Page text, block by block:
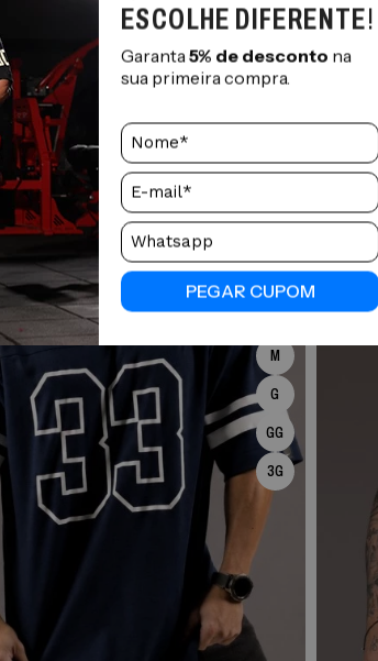
M
G
GG
3G
ANTI-
ESCOLHE DIFERENTE!
Garanta5% de desconto na
sua primeira compra.
PEGAR CUPOM